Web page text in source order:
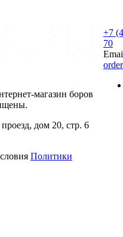
магазин боров
дом 20, стр. 6
Политики
+7
70